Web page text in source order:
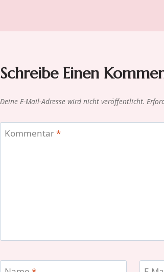
Schreibe Einen
Deine E-Mail-Adresse wird nicht veröffentlicht.
Kommentar*